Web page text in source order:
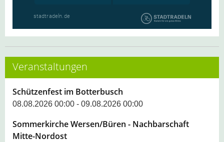
Veranstaltungen
Schützenfest im Botterbusch
08.08.2026 00:00 - 09.08.2026 00:00
Sommerkirche Wersen/Büren - Nachbarschaft
Mitte-Nordost